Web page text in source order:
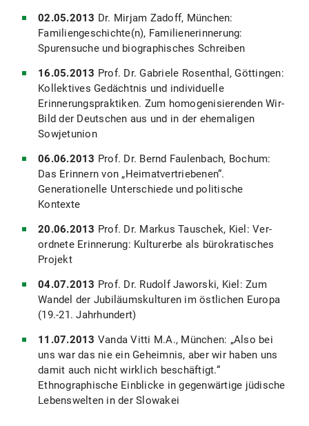
02.05.2013 Dr. Mirjam Zadoff, München:
Familiengeschichte(n), Familienerinnerung:
Spurensuche und biographisches Schreiben
16.05.2013 Prof. Dr. Gabriele Rosenthal, Göttingen:
Kollektives Gedächtnis und individuelle
Erinnerungspraktiken. Zum homogenisierenden Wir-
Bild der Deutschen aus und in der ehemaligen
Sowjetunion
06.06.2013 Prof. Dr. Bernd Faulenbach, Bochum:
Das Erinnern von „Heimatvertriebenen“.
Generationelle Unterschiede und politische
Kontexte
20.06.2013 Prof. Dr. Markus Tauschek, Kiel: Ver-
ordnete Erinnerung: Kulturerbe als bürokratisches
Projekt
04.07.2013 Prof. Dr. Rudolf Jaworski, Kiel: Zum
Wandel der Jubiläumskulturen im östlichen Europa
(19.-21. Jahrhundert)
11.07.2013 Vanda Vitti M.A., München: „Also bei
uns war das nie ein Geheimnis, aber wir haben uns
damit auch nicht wirklich beschäftigt.“
Ethnographische Einblicke in gegenwärtige jüdische
Lebenswelten in der Slowakei